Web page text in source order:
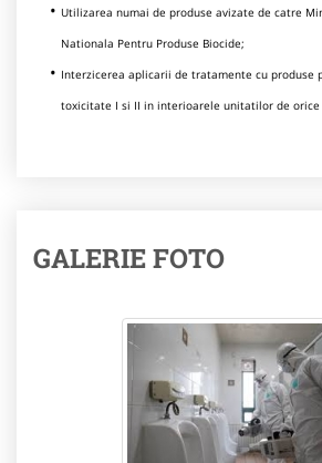
Utilizarea numai de produse avizate de catre
Nationala Pentru Produse Biocide;
Interzicerea aplicarii de tratamente cu produse
toxicitate I si II in interioarele unitatilor de
GALERIE FOTO